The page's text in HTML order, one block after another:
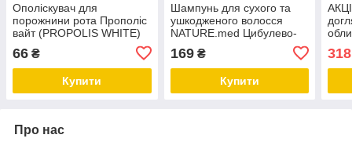
Ополіскувач для
порожнини рота Прополіс
вайт (PROPOLIS WHITЕ)
66 ₴
Купити
Шампунь для сухого та
ушкодженого волосся
NATURE.med Цибулево-
часниковий комплекс 200
мл
169₴
Купити
318
Про нас